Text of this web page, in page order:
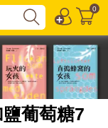
0
葡萄糖7